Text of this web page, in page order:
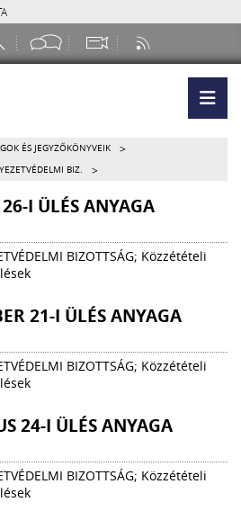
ÉS JEGYZŐKÖNYVEIK >
BIZ. >
I ÜLÉS ANYAGA
BIZOTTSÁG; Közzétételi
21-I ÜLÉS ANYAGA
BIZOTTSÁG; Közzétételi
24-I ÜLÉS ANYAGA
BIZOTTSÁG; Közzétételi